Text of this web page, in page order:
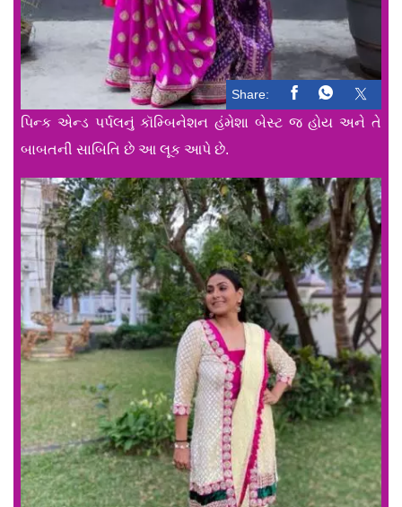
Share:
પિન્ક એન્ડ પર્પલનું કૉમ્બિનેશન હંમેશા બેસ્ટ જ હોય અને તે
બાબતની સાબિતિ છે આ લૂક આપે છે.